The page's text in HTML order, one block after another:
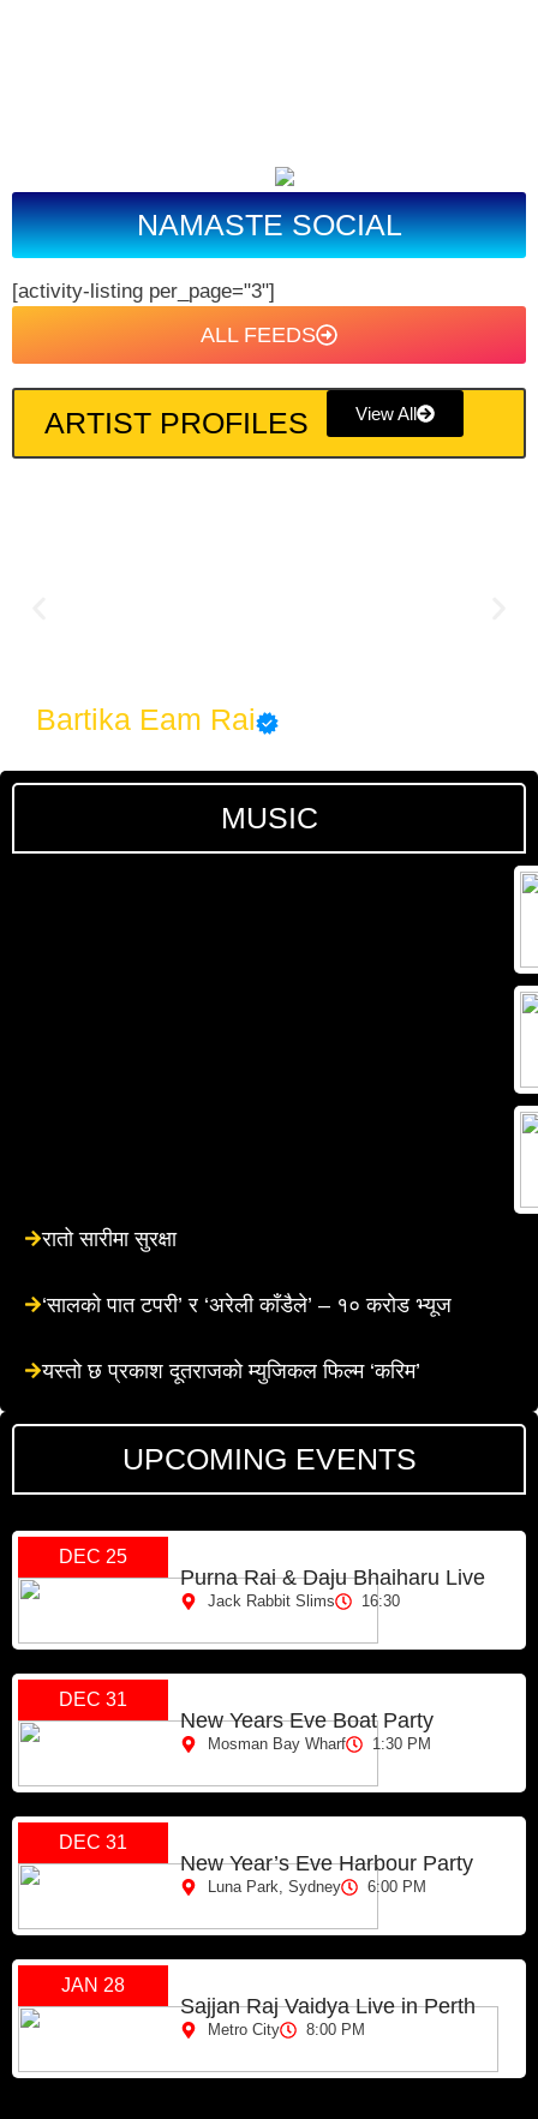
NAMASTE SOCIAL
[activity-listing per_page="3"]
ALL FEEDS
ARTIST PROFILES View All
Bartika Eam Rai
MUSIC
रातो सारीमा सुरक्षा
‘सालको पात टपरी’ र ‘अरेली काँडैले’ – १० करोड भ्यूज
यस्तो छ प्रकाश दूतराजको म्युजिकल फिल्म ‘करिम’
UPCOMING EVENTS
DEC 25
Purna Rai & Daju Bhaiharu Live
Jack Rabbit Slims 16:30
DEC 31
New Years Eve Boat Party
Mosman Bay Wharf 1:30 PM
DEC 31
New Year’s Eve Harbour Party
Luna Park, Sydney 6:00 PM
JAN 28
Sajjan Raj Vaidya Live in Perth
Metro City 8:00 PM